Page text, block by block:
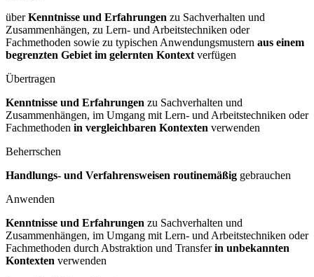
überKenntnisse und Erfahrungen zu Sachverhalten und
Zusammenhängen, zu Lern- und Arbeitstechniken oder
Fachmethoden sowie zu typischen Anwendungsmustern aus einem
begrenzten Gebiet im gelernten Kontext verfügen
Übertragen
Kenntnisse und Erfahrungen zu Sachverhalten und
Zusammenhängen, im Umgang mit Lern- und Arbeitstechniken oder
Fachmethoden in vergleichbaren Kontexten verwenden
Beherrschen
Handlungs- und Verfahrensweisen routinemäßig gebrauchen
Anwenden
Kenntnisse und Erfahrungen zu Sachverhalten und
Zusammenhängen, im Umgang mit Lern- und Arbeitstechniken oder
Fachmethoden durch Abstraktion und Transferin unbekannten
Kontexten verwenden